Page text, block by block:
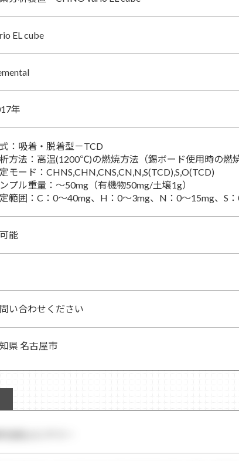
EL cube
年
：吸着・脱着型－TCD
方法：高温(1200℃)の燃焼方法（錫ボード使用時の燃
モード：CHNS,CHN,CNS,CN,N,S(TCD),S,O(TCD)
プル重量：～50mg（有機物50mg/土壌1g）
範囲：C：0～40mg、H：0～3mg、N：0～15mg、S
能
い合わせください
県 名古屋市